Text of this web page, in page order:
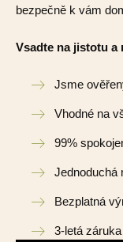
bezpečně k vám
Vsadte na jistotu a
Jsme
Vhodné na
99%
Jednoduchá
Bezplatná
3-letá záruka